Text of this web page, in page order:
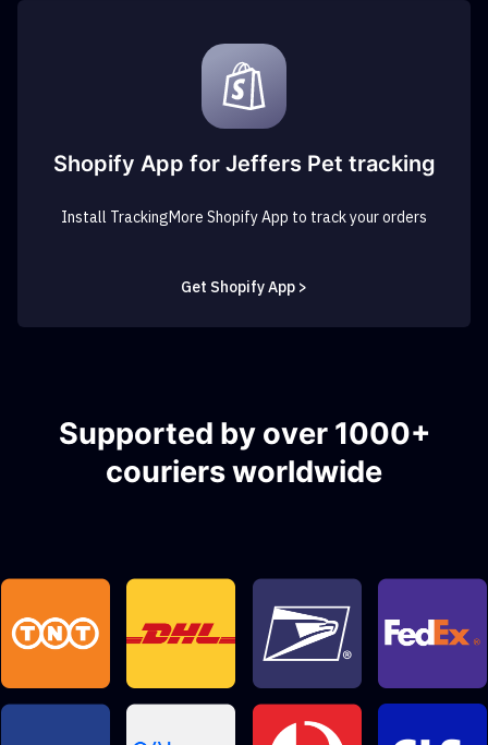
Shopify App for Jeffers Pet tracking
Install TrackingMore Shopify App to track your orders
Get Shopify App >
Supported by over 1000+
couriers worldwide